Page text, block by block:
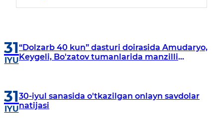
31
IYU
“Dolzarb 40 kun” dasturi doirasida Amudaryo,
Keygeli, Bo'zatov tumanlarida manzilli
31
IYU
30-iyul sanasida o'tkazilgan onlayn savdolar
natijasi